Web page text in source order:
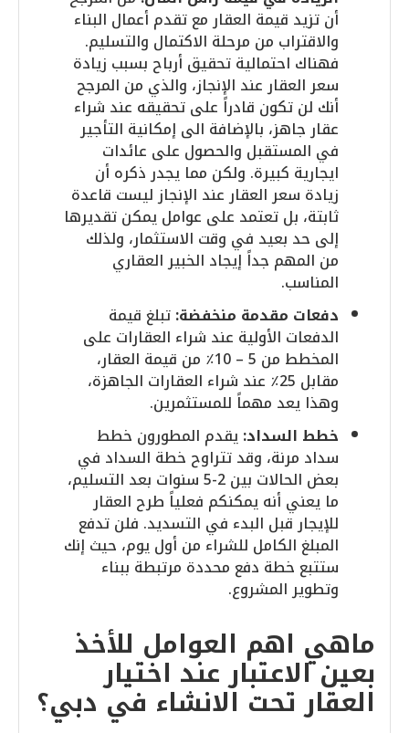
أن تزيد قيمة العقار مع تقدم أعمال البناء
والاقتراب من مرحلة الاكتمال والتسليم.
فهناك احتمالية تحقيق أرباح بسبب زيادة
سعر العقار عند الإنجاز، والذي من المرجح
أنك لن تكون قادراً على تحقيقه عند شراء
عقار جاهز، بالإضافة الى إمكانية التأجير
في المستقبل والحصول على عائدات
ايجارية كبيرة. ولكن مما يجدر ذكره أن
زيادة سعر العقار عند الإنجاز ليست قاعدة
ثابتة، بل تعتمد على عوامل يمكن تقديرها
إلى حد بعيد في وقت الاستثمار، ولذلك
من المهم جداً إيجاد الخبير العقاري
المناسب.
دفعات مقدمة منخفضة:تبلغ قيمة
الدفعات الأولية عند شراء العقارات على
المخطط من 5 – 10٪ من قيمة العقار،
مقابل 25٪ عند شراء العقارات الجاهزة،
وهذا يعد مهماً للمستثمرين.
خطط السداد:يقدم المطورون خطط
سداد مرنة، وقد تتراوح خطة السداد في
بعض الحالات بين 2-5 سنوات بعد التسليم،
ما يعني أنه يمكنكم فعلياً طرح العقار
للإيجار قبل البدء في التسديد. فلن تدفع
المبلغ الكامل للشراء من أول يوم، حيث إنك
ستتبع خطة دفع محددة مرتبطة ببناء
وتطوير المشروع.
ماهي اهم العوامل للأخذ
بعين الاعتبار عند اختيار
العقار تحت الانشاء في دبي؟